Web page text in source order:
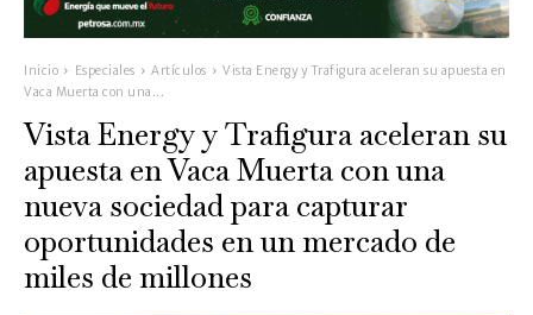
Inicio Especiales Artículos
Vista Energy y Trafigura aceleran su apuesta en
Vaca Muerta con una...
Vista Energy y Trafigura aceleran su
apuesta en Vaca Muerta con una
nueva sociedad para capturar
oportunidades en un mercado de
miles de millones